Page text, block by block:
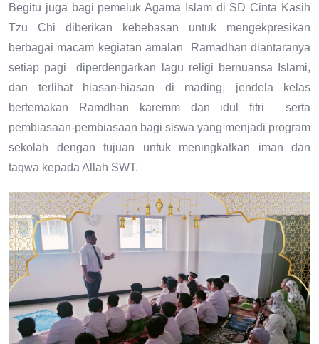
Begitu juga bagi pemeluk Agama Islam di SD Cinta Kasih
Tzu Chi diberikan kebebasan untuk mengekpresikan
berbagai macam kegiatan amalan Ramadhan diantaranya
setiap pagi diperdengarkan lagu religi bernuansa Islami,
dan terlihat hiasan-hiasan di mading, jendela kelas
bertemakan Ramdhan karemm dan idul fitri serta
pembiasaan-pembiasaan bagi siswa yang menjadi program
sekolah dengan tujuan untuk meningkatkan iman dan
taqwa kepada Allah SWT.